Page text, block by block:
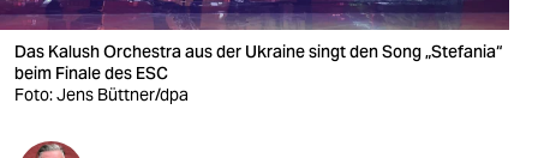
verlag
veranstaltungen
Das Kalush Orchestra aus der Ukraine singt den Song „Stefania“
beim Finale des ESC
Foto: Jens Büttner/dpa